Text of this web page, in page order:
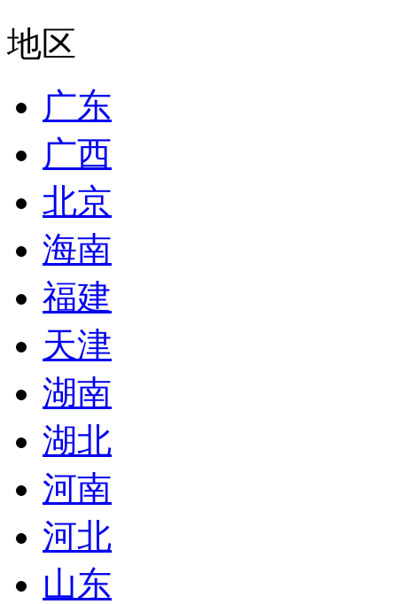
地区
广东
广西
北京
海南
福建
天津
湖南
湖北
河南
河北
山东